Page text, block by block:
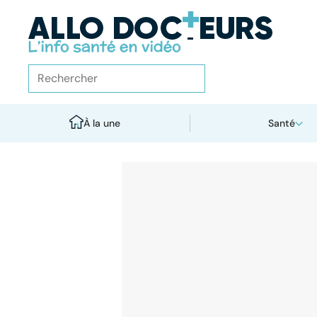
À la une Santé